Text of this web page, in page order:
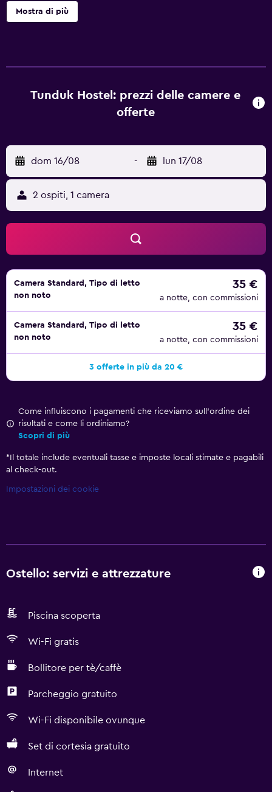
comuni e un parcheggio gratuito. Altri servizi includono
servizio lavanderia, una reception aperta 24 ore su 24 e
condivisa/in comune. Su richiesta sono disponibili cambio
degli asciugamani e cambio delle lenzuola. Le pulizie
attività ricreative elencate di seguito sono disponibili in
loco o nelle vicinanze. È possibile che siano a pagamento.
Mostra di più
Tunduk Hostel: prezzi delle camere e
offerte
dom 16/08 - lun 17/08
2 ospiti, 1 camera
Camera Standard, Tipo di letto
non noto
35 €
a notte, con commissioni
Camera Standard, Tipo di letto
non noto
35 €
a notte, con commissioni
3 offerte in più da 20 €
Come influiscono i pagamenti che riceviamo sull'ordine dei
risultati e come li ordiniamo?
Scopri di più
* Il totale include eventuali tasse e imposte locali stimate e pagabili
al check-out.
Impostazioni dei cookie
Ostello: servizi e attrezzature
Piscina scoperta
Wi-Fi gratis
Bollitore per tè/caffè
Parcheggio gratuito
Wi-Fi disponibile ovunque
Set di cortesia gratuito
Internet